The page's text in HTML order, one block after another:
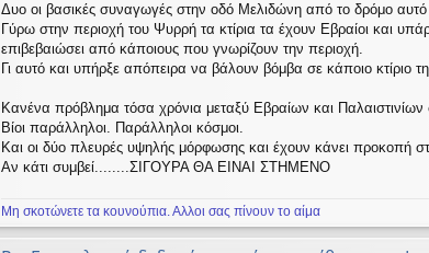
Δυο οι βασικές συναγωγές στην οδό Μελιδώνη από το δρόμο
Γύρω στην περιοχή του Ψυρρή τα κτίρια τα έχουν Εβραίοι και
επιβεβαιώσει από κάποιους που γνωρίζουν την περιοχή.
Γι αυτό και υπήρξε απόπειρα να βάλουν βόμβα σε κάποιο κτίριο
Κανένα πρόβλημα τόσα χρόνια μεταξύ Εβραίων και
Βίοι παράλληλοι. Παράλληλοι κόσμοι.
Και οι δύο πλευρές υψηλής μόρφωσης και έχουν κάνει προκοπή
Αν κάτι συμβεί........ΣΙΓΟΥΡΑ ΘΑ ΕΙΝΑΙ ΣΤΗΜΕΝΟ
Μη σκοτώνετε τα κουνούπια. Αλλοι σας πίνουν το αίμα